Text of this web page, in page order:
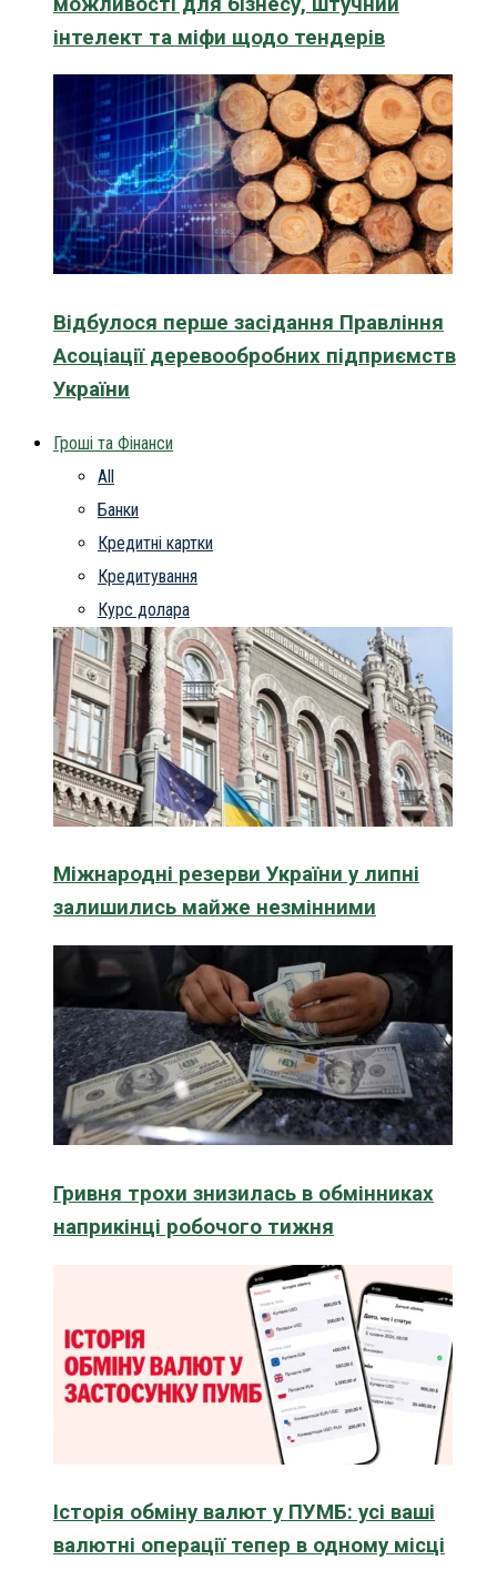
інтелект та міфи щодо тендерів
Відбулося перше засідання Правління
Асоціації деревообробних підприємств
України
Гроші та Фінанси
All
Банки
Кредитні картки
Кредитування
Курс долара
Міжнародні резерви України у липні
залишились майже незмінними
Гривня трохи знизилась в обмінниках
наприкінці робочого тижня
Історія обміну валют у ПУМБ: усі ваші
валютні операції тепер в одному місці